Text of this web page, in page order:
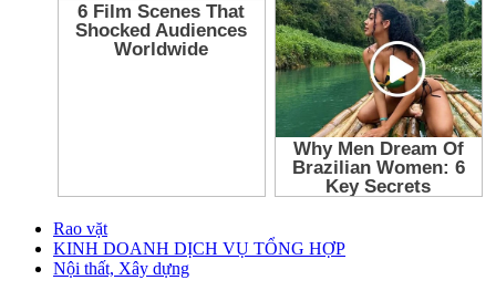
Rao vặt
KINH DOANH DỊCH VỤ TỔNG HỢP
Nội thất, Xây dựng